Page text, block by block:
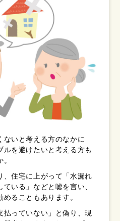
ないと考える方のなかに
を避けたいと考える方も
、住宅に上がって「水漏れ
いる」などと嘘を言い、
ることもあります。
っていない」と偽り、現